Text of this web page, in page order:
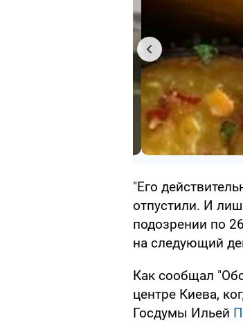
"Его
отпустили. И
подозрении по
на следующий
Как сообщал
центре Киева,
Госдумы Ильей